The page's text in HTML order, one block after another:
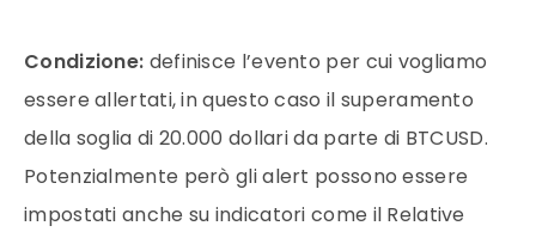
Condizione: definisce l’evento per cui vogliamo
essere allertati, in questo caso il superamento
della soglia di 20.000 dollari da parte di BTCUSD.
Potenzialmente però gli alert possono essere
impostati anche su indicatori come il Relative